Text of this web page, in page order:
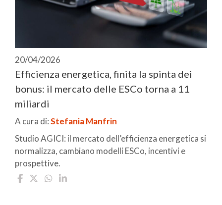
20/04/2026
Efficienza energetica, finita la spinta dei
bonus: il mercato delle ESCo torna a 11
miliardi
A cura di:Stefania Manfrin
Studio AGICI: il mercato dell’efficienza energetica si
normalizza, cambiano modelli ESCo, incentivi e
prospettive.